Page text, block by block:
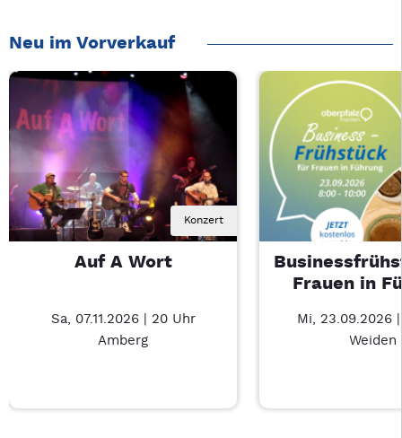
Neu im Vorverkauf
Konzert
Auf A Wort
Sa, 07.11.2026 | 20 Uhr
Amberg
Frauen in
Mi, 23.09.2026
Weiden